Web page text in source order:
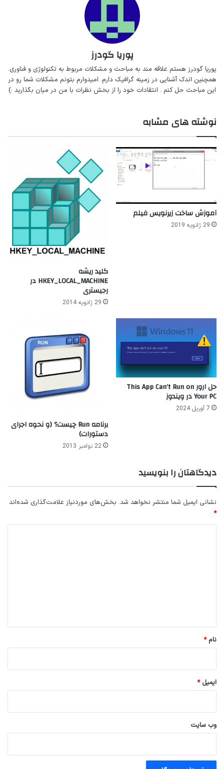
پوریا گودرز
پوریا گودرز هستم‌ علاقه مند به مباحث‌ و‌‌ مشکلات مربوط به تکنولوژی و فناوری.
همچنین اندک آشنایی در زمینه گرافیک دارم. امیدوارم بتونم مشکلات شما رو در
این مباحث حل کنم . انتقادات خود را از بخش نظرات با من در میان بگذارید :)
نوشته های مشابه
آموزش ساخت زیرنویس فیلم
29 ژانویه 2019
کلید ریشه
HKEY_LOCAL_MACHINE در
رجیستری
29 ژانویه 2014
حل ارور This App Can’t Run on
Your PC در ویندوز
7 آوریل 2024
برنامه Run چیست؟ (و نحوه اجرای
دستورات)
22 نوامبر 2013
دیدگاهتان را بنویسید
نشانی ایمیل شما منتشر نخواهد شد. بخش‌های موردنیاز علامت‌گذاری شده‌اند
*
نام*
ایمیل*
وب‌ سایت